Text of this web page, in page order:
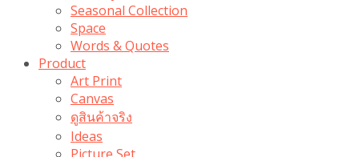
Seasonal Collection
Space
Words & Quotes
Product
Art Print
Canvas
ดูสินค้าจริง
Ideas
Picture Set